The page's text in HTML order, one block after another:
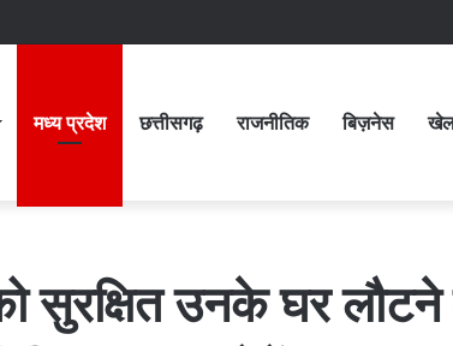
मध्य प्रदेश छत्तीसगढ़ राजनीतिक बिज़नेस
सुरक्षित उनके घर